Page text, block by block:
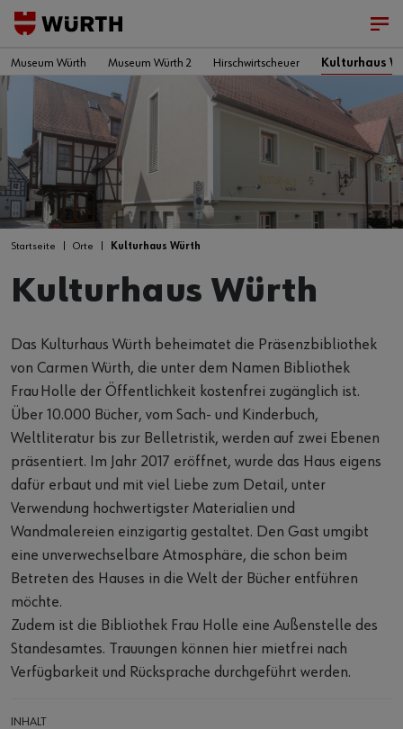
Museum Würth Museum Würth 2 Hirschwirtscheuer Kulturhaus
Startseite Orte Kulturhaus Würth
Kulturhaus Würth
Das Kulturhaus Würth beheimatet die Präsenzbibliothek
von Carmen Würth, die unter dem Namen Bibliothek
Frau Holle der Öffentlichkeit kostenfrei zugänglich ist.
Über 10.000 Bücher, vom Sach- und Kinderbuch,
Weltliteratur bis zur Belletristik, werden auf zwei Ebenen
präsentiert. Im Jahr 2017 eröffnet, wurde das Haus eigens
dafür erbaut und mit viel Liebe zum Detail, unter
Verwendung hochwertigster Materialien und
Wandmalereien einzigartig gestaltet. Den Gast umgibt
eine unverwechselbare Atmosphäre, die schon beim
Betreten des Hauses in die Welt der Bücher entführen
möchte.
Zudem ist die Bibliothek Frau Holle eine Außenstelle des
Standesamtes. Trauungen können hier mietfrei nach
Verfügbarkeit und Rücksprache durchgeführt werden.
INHALT